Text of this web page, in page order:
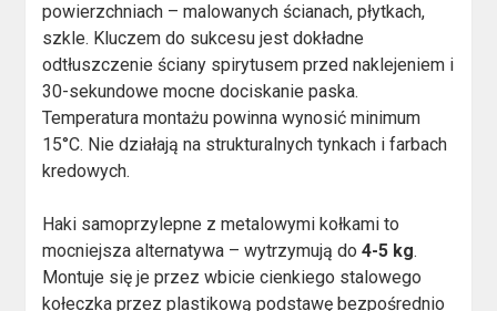
powierzchniach – malowanych ścianach, płytkach,
szkle. Kluczem do sukcesu jest dokładne
odtłuszczenie ściany spirytusem przed naklejeniem i
30-sekundowe mocne dociskanie paska.
Temperatura montażu powinna wynosić minimum
15°C. Nie działają na strukturalnych tynkach i farbach
kredowych.
Haki samoprzylepne z metalowymi kołkami to
mocniejsza alternatywa – wytrzymują do4-5 kg.
Montuje się je przez wbicie cienkiego stalowego
kołeczka przez plastikową podstawę bezpośrednio